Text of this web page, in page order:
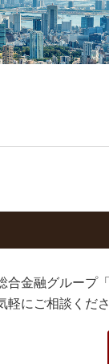
合金融グループ
軽にご相談くださ